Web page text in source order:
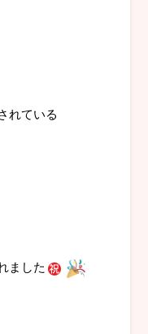
れている
ました